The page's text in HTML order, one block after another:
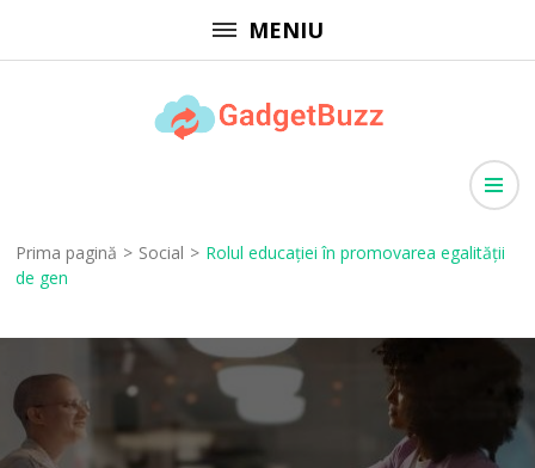
la
MENIU
Prima pagină > Social > Rolul educației în promovarea egalității
de gen